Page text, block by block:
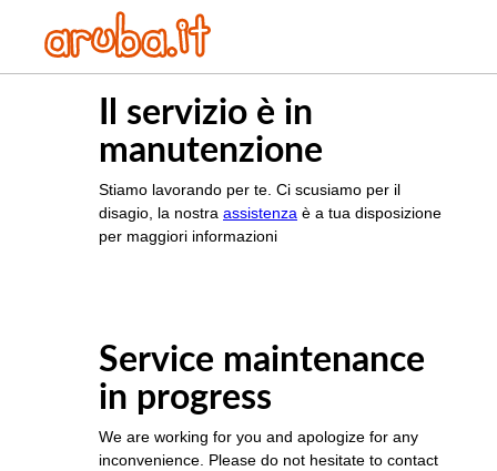
Il servizio è in
manutenzione
Stiamo lavorando per te. Ci scusiamo per il
disagio, la nostra assistenza è a tua disposizione
per maggiori informazioni
Service maintenance
in progress
We are working for you and apologize for any
inconvenience. Please do not hesitate to contact